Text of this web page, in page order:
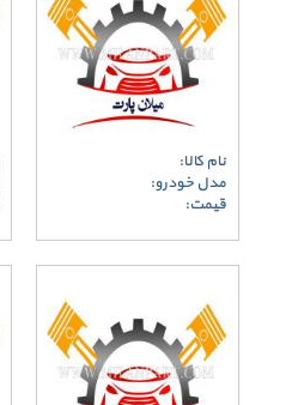
نام کالا:
مدل خودرو:
قیمت: